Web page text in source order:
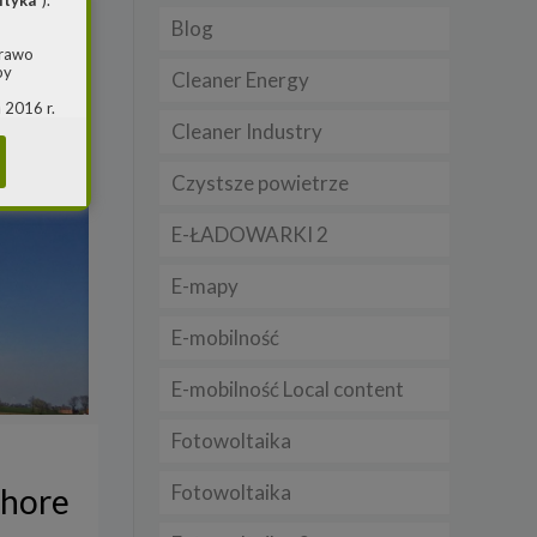
Blog
Cleaner Energy
Cleaner Industry
Czystsze powietrze
E-ŁADOWARKI 2
E-mapy
E-mobilność
E-mobilność Local content
Fotowoltaika
Fotowoltaika
2016 r.
jest
przy
w